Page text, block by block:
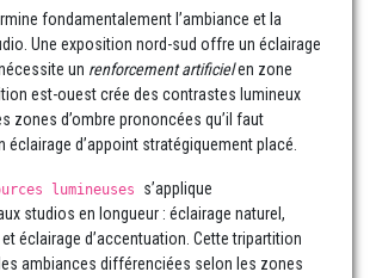
fondamentalement l’ambiance et la
Une exposition nord-sud offre un éclairage
un renforcement artificielen zone
est-ouest crée des contrastes lumineux
zones d’ombre prononcées qu’il faut
éclairage d’appoint stratégiquement placé.
lumineuses s’applique
studios en longueur : éclairage naturel,
éclairage d’accentuation. Cette tripartition
ambiances différenciées selon les zones